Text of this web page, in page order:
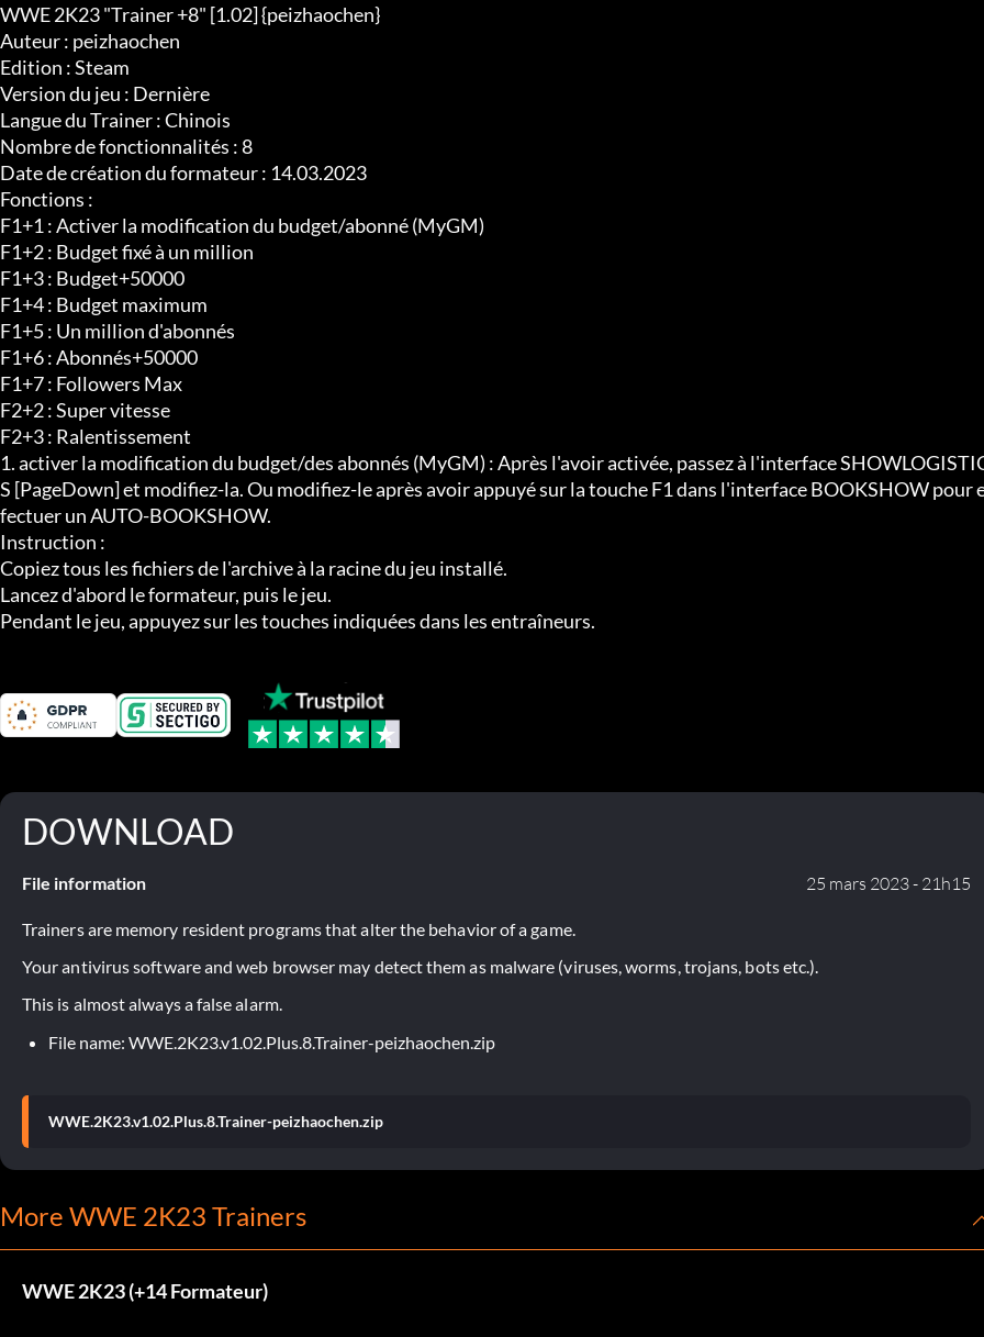
WWE 2K23 "Trainer +8" [1.02] {peizhaochen}
Auteur : peizhaochen
Edition : Steam
Version du jeu : Dernière
Langue du Trainer : Chinois
Nombre de fonctionnalités : 8
Date de création du formateur : 14.03.2023
Fonctions :
F1+1 : Activer la modification du budget/abonné (MyGM)
F1+2 : Budget fixé à un million
F1+3 : Budget+50000
F1+4 : Budget maximum
F1+5 : Un million d'abonnés
F1+6 : Abonnés+50000
F1+7 : Followers Max
F2+2 : Super vitesse
F2+3 : Ralentissement
1. activer la modification du budget/des abonnés (MyGM) : Après l'avoir activée, passez à l'interface
S [PageDown] et modifiez-la. Ou modifiez-le après avoir appuyé sur la touche F1 dans l'interface BOOKSHOW pour
fectuer un AUTO-BOOKSHOW.
Instruction :
Copiez tous les fichiers de l'archive à la racine du jeu installé.
Lancez d'abord le formateur, puis le jeu.
Pendant le jeu, appuyez sur les touches indiquées dans les entraîneurs.
DOWNLOAD
File information 25 mars 2023 - 21h15
Trainers are memory resident programs that alter the behavior of a game.
Your antivirus software and web browser may detect them as malware (viruses, worms, trojans, bots etc.).
This is almost always a false alarm.
File name: WWE.2K23.v1.02.Plus.8.Trainer-peizhaochen.zip
WWE.2K23.v1.02.Plus.8.Trainer-peizhaochen.zip
More WWE 2K23 Trainers
WWE 2K23 (+14 Formateur)